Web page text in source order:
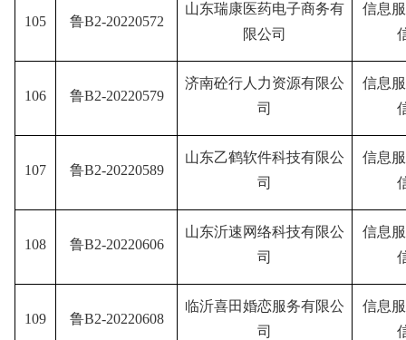
105 鲁B2-20220572
山东瑞康医药电子商务有
限公司
信息
106 鲁B2-20220579
济南砼行人力资源有限公
司
信息
107 鲁B2-20220589
山东乙鹤软件科技有限公
司
信息
108 鲁B2-20220606
山东沂速网络科技有限公
司
信息
109 鲁B2-20220608
临沂喜田婚恋服务有限公
司
信息